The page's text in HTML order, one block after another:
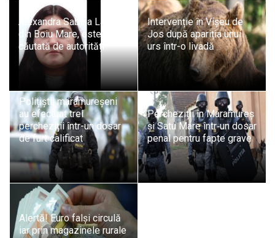
Alexandra Sabina Lazăr,
din Boiu Mare, este
căutată de autorități
Intervenție în Vișeu de
Jos după apariția unui
urs într-o livadă
Polițiștii maramureșeni
au efectuat trei
percheziții într-un dosar
de furt calificat
Percheziții în Maramureș
și Satu Mare într‑un dosar
penal pentru fapte grave
Alertă! Euro falși circulă
iar prin magazinele rurale